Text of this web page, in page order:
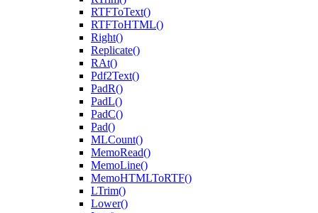
RTFToText()
RTFToHTML()
Right()
Replicate()
RAt()
Pdf2Text()
PadR()
PadL()
PadC()
Pad()
MLCount()
MemoRead()
MemoLine()
MemoHTMLToRTF()
LTrim()
Lower()